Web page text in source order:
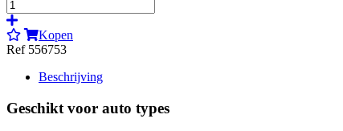
Kopen
Ref 556753
Beschrijving
Geschikt voor auto types